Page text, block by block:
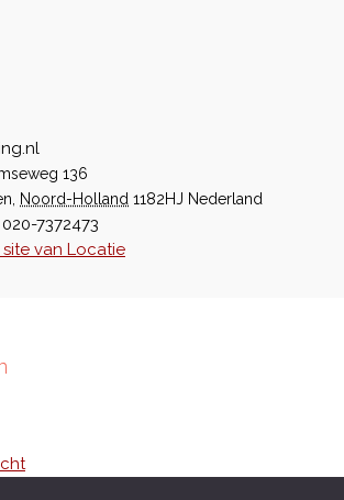
136
Noord-Holland 1182HJ Nederland
020-7372473
van Locatie